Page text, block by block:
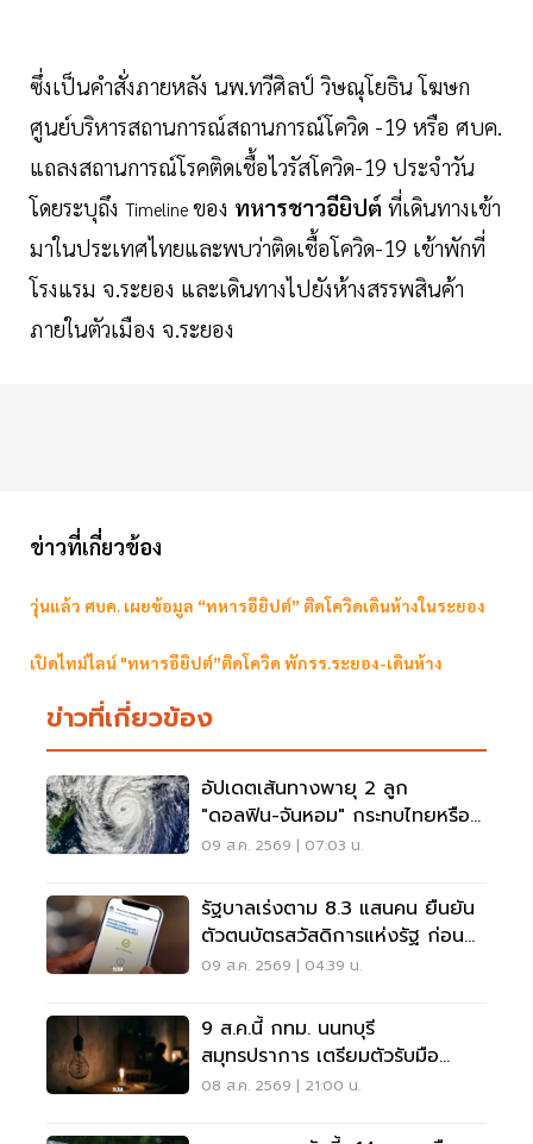
ซึ่งเป็นคำสั่งภายหลัง นพ.ทวีศิลป์ วิษณุโยธิน โฆษก
ศูนย์บริหารสถานการณ์สถานการณ์โควิด -19 หรือ ศบค.
แถลงสถานการณ์โรคติดเชื้อไวรัสโควิด-19 ประจำวัน
โดยระบุถึง Timeline ของ ทหารชาวอียิปต์ ที่เดินทางเข้า
มาในประเทศไทยและพบว่าติดเชื้อโควิด-19 เข้าพักที่
โรงแรม จ.ระยอง และเดินทางไปยังห้างสรรพสินค้า
ภายในตัวเมือง จ.ระยอง
ข่าวที่เกี่ยวข้อง
วุ่นแล้ว ศบค. เผยข้อมูล “ทหารอียิปต์” ติดโควิดเดินห้างในระยอง
เปิดไทม์ไลน์ "ทหารอียิปต์”ติดโควิด พักรร.ระยอง-เดินห้าง
ข่าวที่เกี่ยวข้อง
อัปเดตเส้นทางพายุ 2 ลูก
"ดอลฟิน-จันหอม" กระทบไทยหรือ
ไม่ เช็กเลย
09 ส.ค. 2569 | 07:03 น.
รัฐบาลเร่งตาม 8.3 แสนคน ยืนยัน
ตัวตนบัตรสวัสดิการแห่งรัฐ ก่อน
พลาดสิทธิ
09 ส.ค. 2569 | 04:39 น.
9 ส.ค.นี้ กทม. นนทบุรี
สมุทรปราการ เตรียมตัวรับมือ
'ไฟฟ้าดับ' หลายจุด
08 ส.ค. 2569 | 21:00 น.